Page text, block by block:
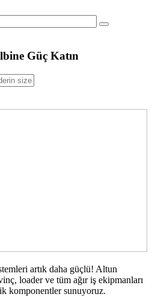
Güç Katın
artık daha güçlü! Altun
loader ve tüm ağır iş ekipmanları
komponentler sunuyoruz.